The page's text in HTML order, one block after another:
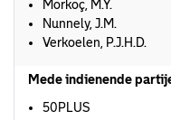
Morkoç, M.Y.
Nunnely, J.M.
Verkoelen, P.J.H.D.
Mede indienende
50PLUS